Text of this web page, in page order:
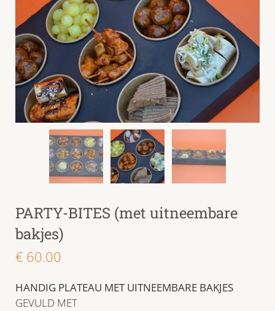
PARTY-BITES (met uitneembare
bakjes)
€ 60.00
HANDIG PLATEAU MET UITNEEMBARE BAKJES
GEVULD MET